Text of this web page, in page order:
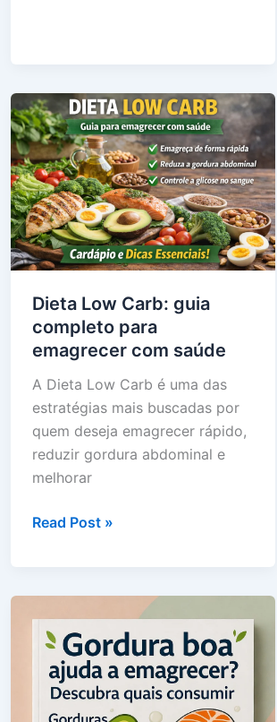
Dieta Low Carb: guia
completo para
emagrecer com saúde
A Dieta Low Carb é uma das
estratégias mais buscadas por
quem deseja emagrecer rápido,
reduzir gordura abdominal e
melhorar
Dieta
para
emagrecer
com
Read Post »